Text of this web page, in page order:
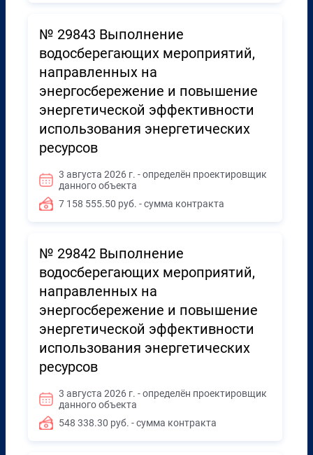
№ 29843 Выполнение
водосберегающих мероприятий,
направленных на
энергосбережение и повышение
энергетической эффективности
использования энергетических
ресурсов
3 августа 2026 г. - определён проектировщик
данного объекта
7 158 555.50 руб. - сумма контракта
№ 29842 Выполнение
водосберегающих мероприятий,
направленных на
энергосбережение и повышение
энергетической эффективности
использования энергетических
ресурсов
3 августа 2026 г. - определён проектировщик
данного объекта
548 338.30 руб. - сумма контракта